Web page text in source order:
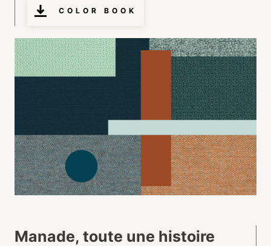
COLOR BOOK
Manade, toute une histoire